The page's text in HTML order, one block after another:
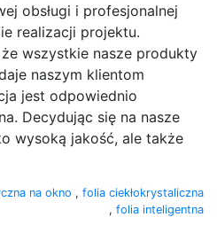
obsługi i profesjonalnej
realizacji projektu.
wszystkie nasze produkty
naszym klientom
jest odpowiednio
Decydując się na nasze
wysoką jakość, ale także
na okno , folia ciekłokrystaliczna
, folia inteligentna